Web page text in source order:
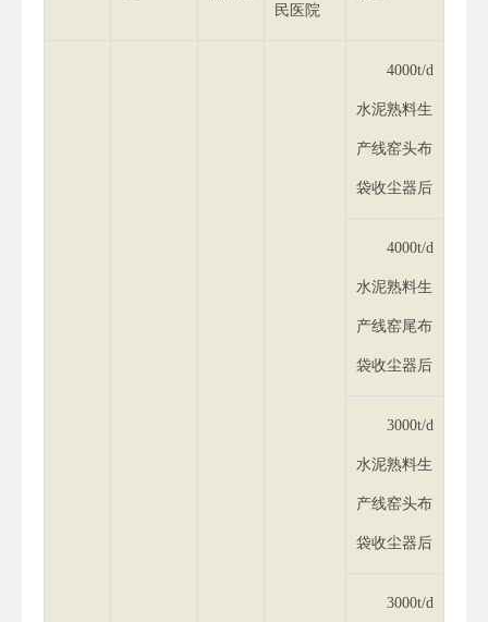
民医院
4000t/d
水泥熟料生
产线窑头布
袋收尘器后
4000t/d
水泥熟料生
产线窑尾布
袋收尘器后
3000t/d
水泥熟料生
产线窑头布
袋收尘器后
3000t/d